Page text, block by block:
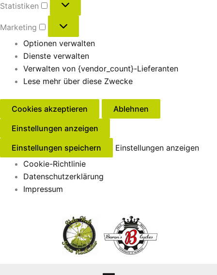
Statistiken
Marketing
Optionen verwalten
Dienste verwalten
Verwalten von {vendor_count}-Lieferanten
Lese mehr über diese Zwecke
Cookies akzeptieren
Ablehnen
Einstellungen anzeigen
Einstellungen speichern
Einstellungen anzeigen
Cookie-Richtlinie
Datenschutzerklärung
Impressum